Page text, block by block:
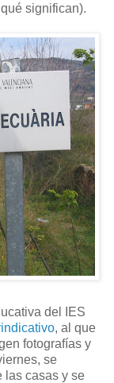
significan).
del IES
, al que
fotografías y
se
las casas y se